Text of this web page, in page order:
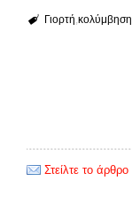
Γιορτή κολύμβηση
Στείλτε το άρθρο